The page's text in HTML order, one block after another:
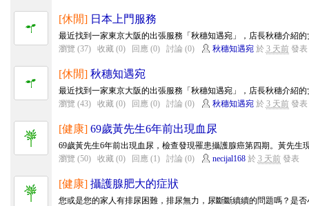
[休閒] 日本上門服務
最近找到一家東京大阪的出張服務「秋穗知遇宛」，店長秋穗介紹
瀏覽 (37)
收藏 (0) 回應 (0) 討論 (0) 秋穗知遇宛於 3 天前發表
[休閒] 秋穗知遇宛
最近找到一家東京大阪的出張服務「秋穗知遇宛」，店長秋穗介紹
瀏覽 (43)
收藏 (0) 回應 (0) 討論 (0) 秋穗知遇宛於 3 天前發表
[健康] 69歲黃先生6年前出現血尿
69歲黃先生6年前出現血尿，檢查發現罹患攝護腺癌第四期。黃先生
瀏覽 (50)
收藏 (0) 回應 (1) 討論 (0) necijal168於 3 天前發表
[健康] 攝護腺肥大的症狀
您或是您的家人有排尿困難，排尿無力，尿斷斷續續的問題嗎？是